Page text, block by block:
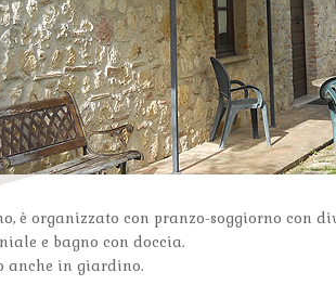
è organizzato con pranzo-soggiorno con
e bagno con doccia.
anche in giardino.